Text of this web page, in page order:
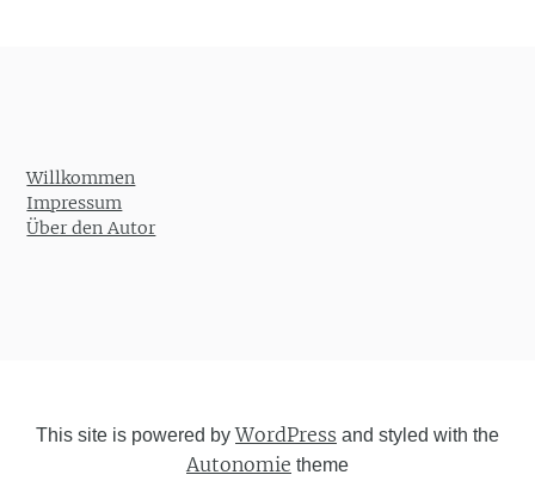
Willkommen
Impressum
Über den Autor
This site is powered byWordPress and styled with the
Autonomie theme